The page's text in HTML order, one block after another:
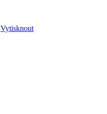
Vytisknout